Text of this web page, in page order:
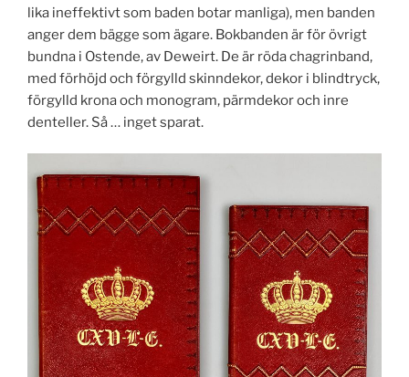
lika ineffektivt som baden botar manliga), men banden
anger dem bägge som ägare. Bokbanden är för övrigt
bundna i Ostende, av Deweirt. De är röda chagrinband,
med förhöjd och förgylld skinndekor, dekor i blindtryck,
förgylld krona och monogram, pärmdekor och inre
denteller. Så … inget sparat.